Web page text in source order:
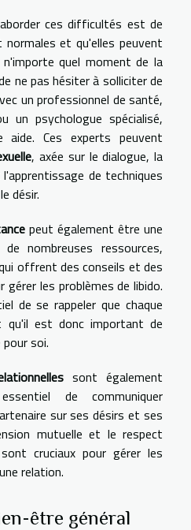
ces difficultés est de
normales et qu'elles peuvent
quel moment de la
ne pas hésiter à solliciter de
un professionnel de santé,
un psychologue spécialisé,
Ces experts peuvent
, axée sur le dialogue, la
de techniques
désir.
peut également être une
nombreuses ressources,
offrent des conseils et des
gérer les problèmes de libido.
de se rappeler que chaque
qu'il est donc important de
soi.
sont également
de communiquer
sur ses désirs et ses
mutuelle et le respect
cruciaux pour gérer les
relation.
être général